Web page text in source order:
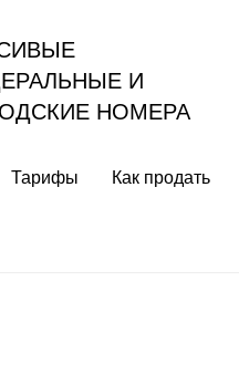
И
НОМЕРА
Тарифы Как продать